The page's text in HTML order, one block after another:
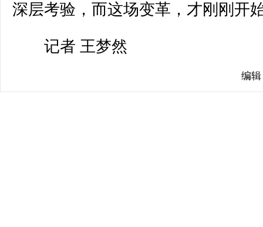
深层考验，而这场变革，才刚刚开
记者 王梦然
编